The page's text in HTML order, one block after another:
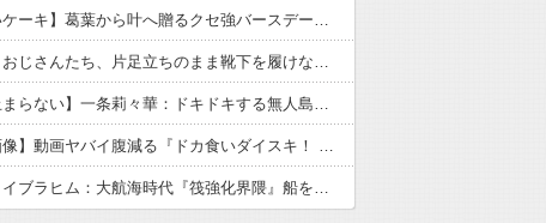
【やばいケーキ】葛葉から叶へ贈るクセ強バースデーソング：甘いよりは美味いヤヴァイケーキ
【悲報】おじさんたち、片足立ちのまま靴下を履けなくなる・・・
【愛が止まらない】一条莉々華：ドキドキする無人島生活！テニプリ愛が止まらない
【速報画像】動画ヤバイ腹減る『ドカ食いダイスキ！ もちづきさん』待望のTVアニメ化決定！SNS大反響の衝撃作がついに動き出す
【画像】イブラヒム：大航海時代『筏強化界隈』船を見つけて突撃しに行く血盟海賊団！100％海賊